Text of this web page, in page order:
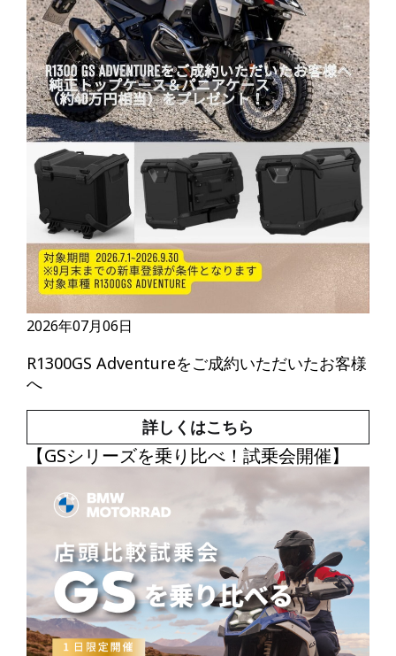
R1300GS Adventureをご成約いただいたお客様
へ
2026年07月06日
詳しくはこちら
【GSシリーズを乗り比べ！試乗会開催】